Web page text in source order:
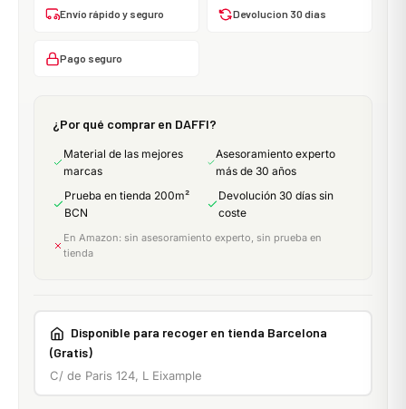
Envío rápido y seguro Devolucion 30 dias
Pago seguro
¿Por qué comprar en DAFFI?
Material de las mejores
marcas
Asesoramiento experto
más de 30 años
Prueba en tienda 200m²
BCN
Devolución 30 días sin
coste
En Amazon: sin asesoramiento experto, sin prueba en
tienda
Disponible para recoger en tienda Barcelona
(Gratis)
C/ de Paris 124, L Eixample